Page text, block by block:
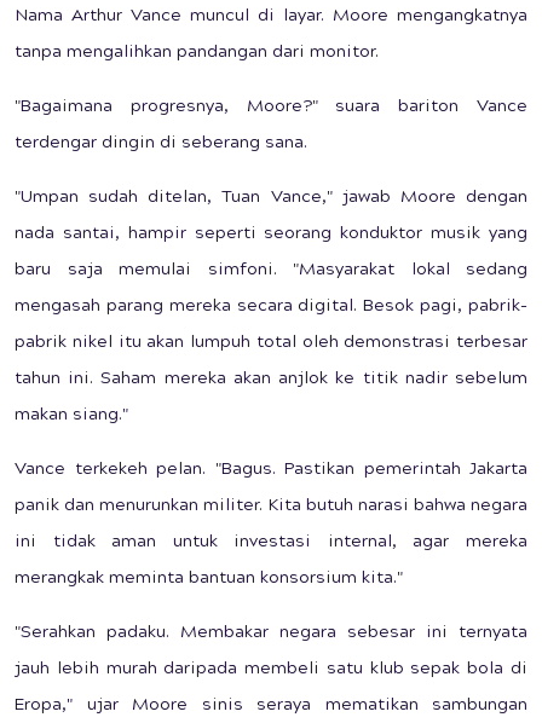
Nama Arthur Vance muncul di layar. Moore mengangkatnya
tanpa mengalihkan pandangan dari monitor.
"Bagaimana progresnya, Moore?" suara bariton Vance
terdengar dingin di seberang sana.
"Umpan sudah ditelan, Tuan Vance," jawab Moore dengan
nada santai, hampir seperti seorang konduktor musik yang
baru saja memulai simfoni. "Masyarakat lokal sedang
mengasah parang mereka secara digital. Besok pagi, pabrik-
pabrik nikel itu akan lumpuh total oleh demonstrasi terbesar
tahun ini. Saham mereka akan anjlok ke titik nadir sebelum
makan siang."
Vance terkekeh pelan. "Bagus. Pastikan pemerintah Jakarta
panik dan menurunkan militer. Kita butuh narasi bahwa negara
ini tidak aman untuk investasi internal, agar mereka
merangkak meminta bantuan konsorsium kita."
"Serahkan padaku. Membakar negara sebesar ini ternyata
jauh lebih murah daripada membeli satu klub sepak bola di
Eropa," ujar Moore sinis seraya mematikan sambungan